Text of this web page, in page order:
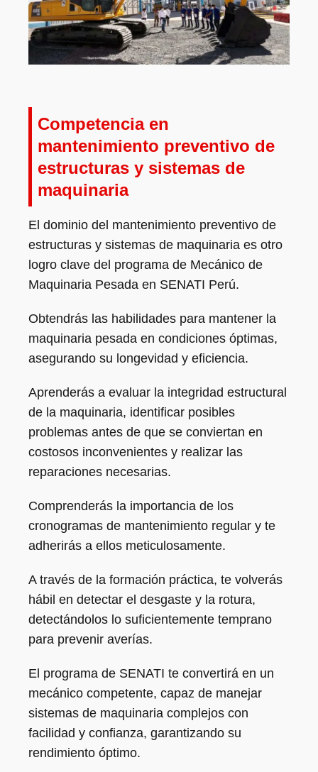
Competencia en
mantenimiento preventivo de
estructuras y sistemas de
maquinaria
El dominio del mantenimiento preventivo de
estructuras y sistemas de maquinaria es otro
logro clave del programa de Mecánico de
Maquinaria Pesada en SENATI Perú.
Obtendrás las habilidades para mantener la
maquinaria pesada en condiciones óptimas,
asegurando su longevidad y eficiencia.
Aprenderás a evaluar la integridad estructural
de la maquinaria, identificar posibles
problemas antes de que se conviertan en
costosos inconvenientes y realizar las
reparaciones necesarias.
Comprenderás la importancia de los
cronogramas de mantenimiento regular y te
adherirás a ellos meticulosamente.
A través de la formación práctica, te volverás
hábil en detectar el desgaste y la rotura,
detectándolos lo suficientemente temprano
para prevenir averías.
El programa de SENATI te convertirá en un
mecánico competente, capaz de manejar
sistemas de maquinaria complejos con
facilidad y confianza, garantizando su
rendimiento óptimo.